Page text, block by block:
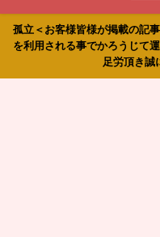
孤立＜お客様皆様が掲載の記
を利用される事でかろうじて
足労頂き誠